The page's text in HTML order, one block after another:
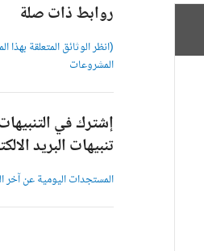
روابط ذات صلة
(انظر الوثائق المتعلقة
المشروعات
إشترك في
تنبيهات البريد
المستجدات اليومية عن آخر